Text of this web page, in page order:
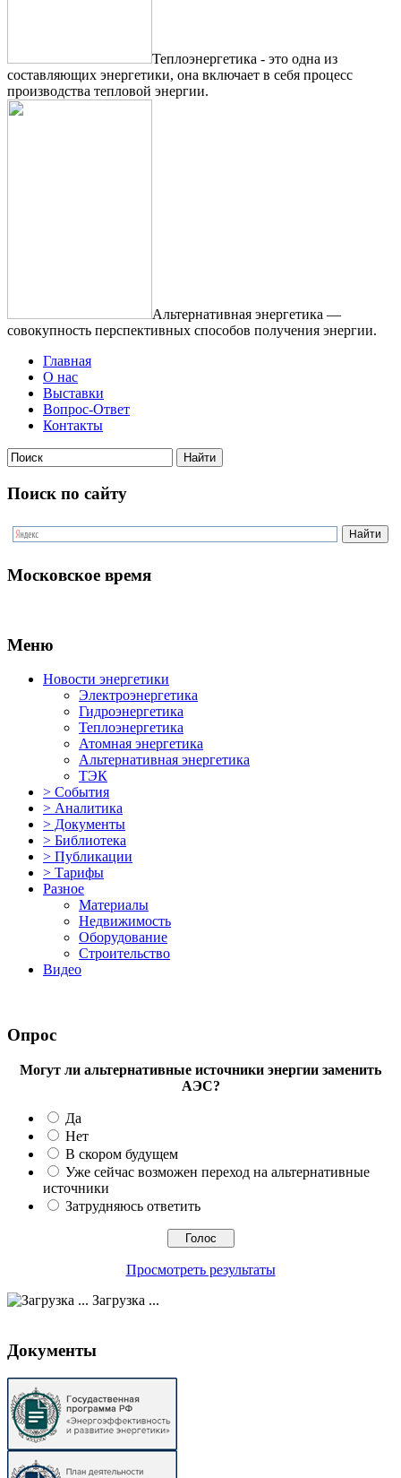
Теплоэнергетика - это одна из
составляющих энергетики, она включает в себя процесс
производства тепловой энергии.
Альтернативная энергетика —
совокупность перспективных способов получения энергии.
Главная
О нас
Выставки
Вопрос-Ответ
Контакты
Поиск по сайту
Московское время
Меню
Новости энергетики
Электроэнергетика
Гидроэнергетика
Теплоэнергетика
Атомная энергетика
Альтернативная энергетика
ТЭК
> События
> Аналитика
> Документы
> Библиотека
> Публикации
> Тарифы
Разное
Материалы
Недвижимость
Оборудование
Строительство
Видео
Опрос
Могут ли альтернативные источники энергии заменить
АЭС?
Да
Нет
В скором будущем
Уже сейчас возможен переход на альтернативные
источники
Затрудняюсь ответить
Просмотреть результаты
Загрузка ...
Документы